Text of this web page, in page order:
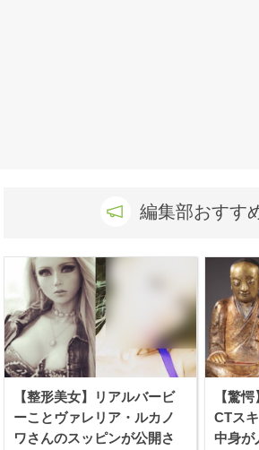
編集部おすす
【整形美女】リアルバービ
ーことヴァレリア・ルカノ
ワさんのスッピンが公開さ
【驚
CTス
中身が